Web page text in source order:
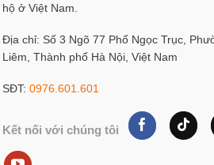
hộ ở Việt Nam.
Địa chỉ: Số 3 Ngõ 77 Phố Ngọc Trục,
Liêm, Thành phố Hà Nội, Việt Nam
SĐT: 0976.601.601
Kết nối với chúng tôi